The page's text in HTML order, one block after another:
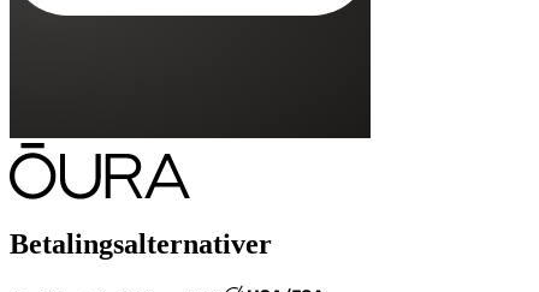
Betalingsalternativer